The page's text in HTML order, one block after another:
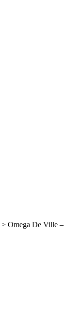
> Omega De Ville –